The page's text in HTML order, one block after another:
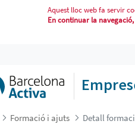
Aquest lloc web fa servir
En continuar la
Formació i ajuts Detall